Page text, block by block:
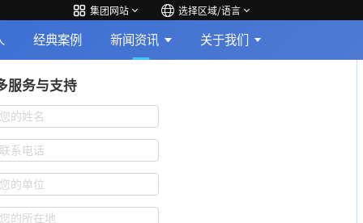
集团网站 选择区域/语言
经典案例 新闻资讯 关于我们
服务与支持
的姓名
系电话
的单位
的所在地